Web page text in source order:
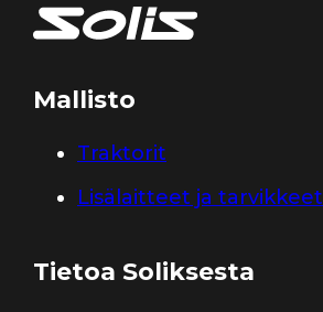
Mallisto
Traktorit
Lisälaitteet ja tarvikkeet
Tietoa Soliksesta